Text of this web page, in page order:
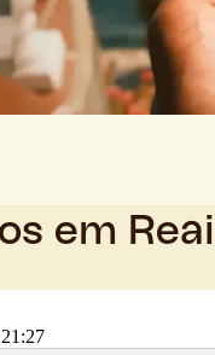
em